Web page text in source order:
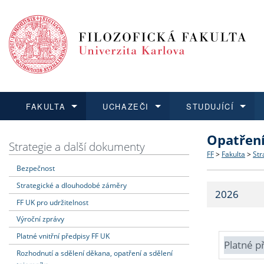
FAKULTA
Dozvědět se více
Struktura
Strategie
Fakultní
UCHAZEČI
Podat přihlášku
Co
Učitelské
STUDUJÍCÍ
Dozvědět se více
Dozvědět se více
O vědě a
Dozvědět se více
Aktuální
Strategie a další dokumenty
Bezpečnost
Strategické a dlouhodobé záměry
FF UK pro udržitelnost
Výroční zprávy
Platné vnitřní předpisy FF UK
Rozhodnutí a sdělení děkana, opatření a sdělení
FF > Fakulta >
2026
Platné